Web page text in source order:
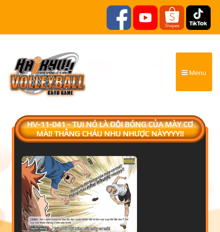
Menu
HV-11-041 - TỤI NÓ LÀ ĐỘI BÓNG CỦA MÀY CƠ
MÀ!! THẰNG CHÁU NHU NHƯỢC NÀYYYY!!